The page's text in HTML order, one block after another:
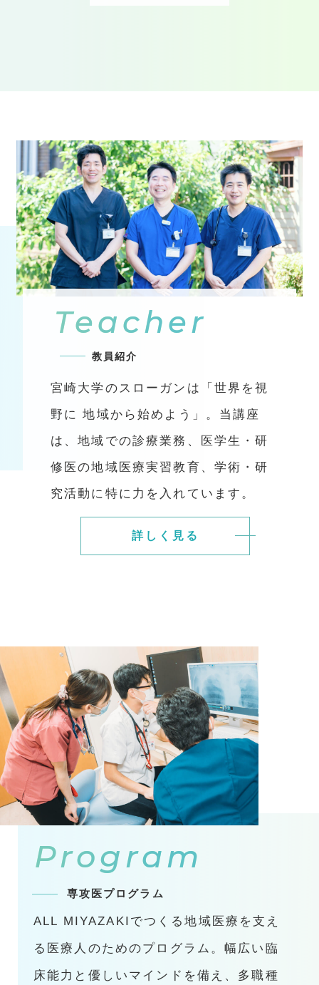
Teacher
教員紹介
宮崎大学のスローガンは「世界を視
野に 地域から始めよう」。当講座
は、地域での診療業務、医学生・研
修医の地域医療実習教育、学術・研
究活動に特に力を入れています。
詳しく見る
Program
専攻医プログラム
ALL MIYAZAKIでつくる地域医療を支え
る医療人のためのプログラム。幅広い臨
床能力と優しいマインドを備え、多職種